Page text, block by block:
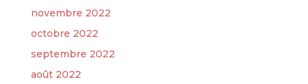
novembre 2022
octobre 2022
septembre 2022
août 2022